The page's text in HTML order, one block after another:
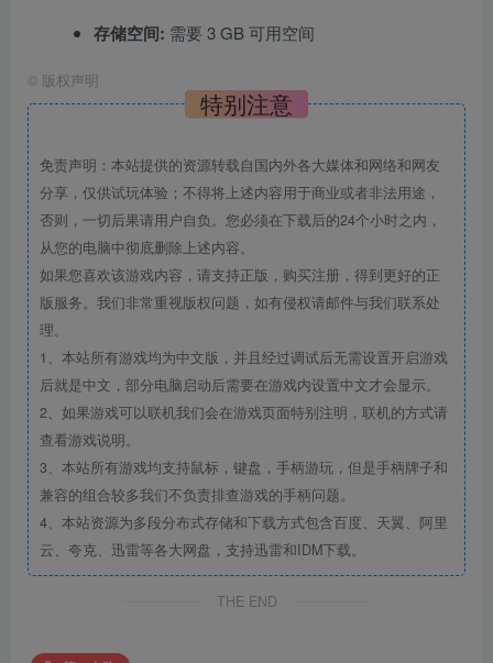
存储空间: 需要 3 GB 可用空间
© 版权声明
特别注意
免责声明：本站提供的资源转载自国内外各大媒体和网络和网友
分享，仅供试玩体验；不得将上述内容用于商业或者非法用途，
否则，一切后果请用户自负。您必须在下载后的24个小时之内，
从您的电脑中彻底删除上述内容。
如果您喜欢该游戏内容，请支持正版，购买注册，得到更好的正
版服务。我们非常重视版权问题，如有侵权请邮件与我们联系处
理。
1、本站所有游戏均为中文版，并且经过调试后无需设置开启游戏
后就是中文，部分电脑启动后需要在游戏内设置中文才会显示。
2、如果游戏可以联机我们会在游戏页面特别注明，联机的方式请
查看游戏说明。
3、本站所有游戏均支持鼠标，键盘，手柄游玩，但是手柄牌子和
兼容的组合较多我们不负责排查游戏的手柄问题。
4、本站资源为多段分布式存储和下载方式包含百度、天翼、阿里
云、夸克、迅雷等各大网盘，支持迅雷和IDM下载。
THE END